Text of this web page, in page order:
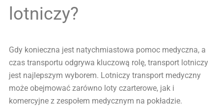
lotniczy?
Gdy konieczna jest natychmiastowa pomoc medyczna, a
czas transportu odgrywa kluczową rolę, transport lotniczy
jest najlepszym wyborem. Lotniczy transport medyczny
może obejmować zarówno loty czarterowe, jak i
komercyjne z zespołem medycznym na pokładzie.